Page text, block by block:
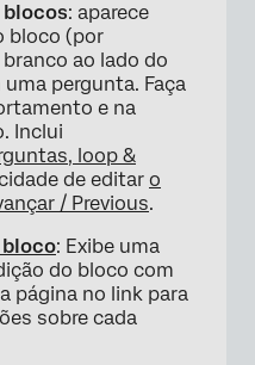
blocos: aparece
bloco (por
ao lado do
pergunta. Faça
e na
Inclui
loop &
de editar o
/ Previous.
bloco: Exibe uma
do bloco com
página no link para
sobre cada